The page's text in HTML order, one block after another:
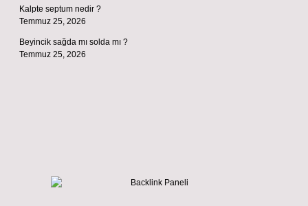
Kalpte septum nedir ?
Temmuz 25, 2026
Beyincik sağda mı solda mı ?
Temmuz 25, 2026